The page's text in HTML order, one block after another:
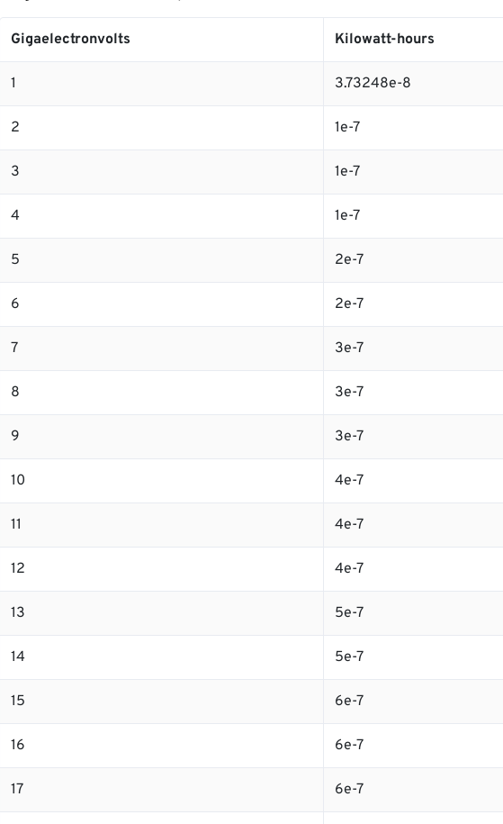
Gigaelectronvolts Kilowatt-hours
1 3.73248e-8
2 1e-7
3 1e-7
4 1e-7
5 2e-7
6 2e-7
7 3e-7
8 3e-7
9 3e-7
10 4e-7
11 4e-7
12 4e-7
13 5e-7
14 5e-7
15 6e-7
16 6e-7
17 6e-7